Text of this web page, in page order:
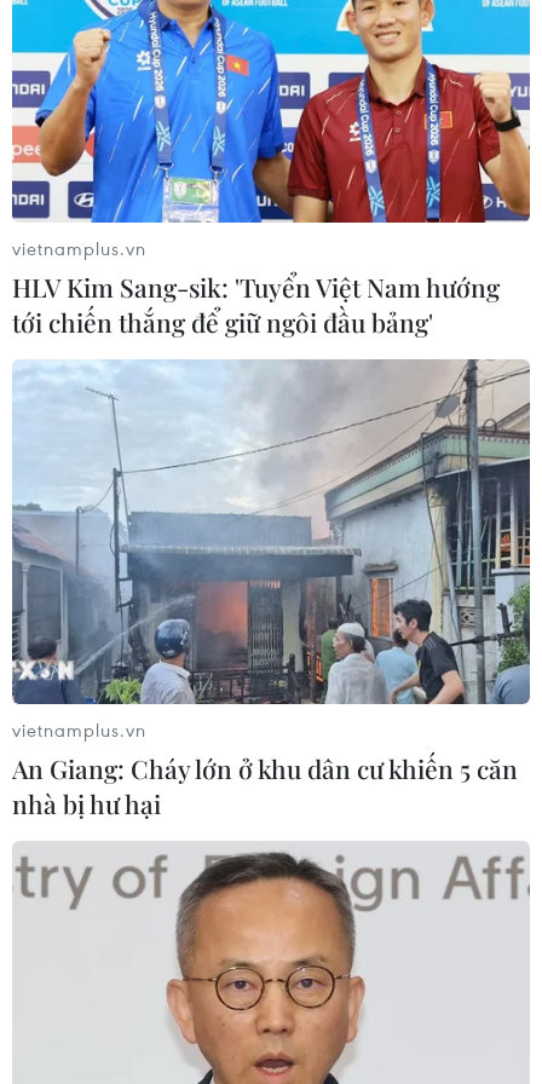
đánh giá thấp ảnh hưởng từ mức thuế 84% của
Trung Quốc.
(TTXVN/Vietnam+)
#Thuế quan #Thuế đối ứng
#Thị trường Mỹ
#Thuế suất
#Đàm phán #Doanh nghiệp Việt Nam
Theo dõi VietnamPlus
MỸ ÁP THUẾ ĐỐI ỨNG
Mỹ hoàn trả khoảng 100 tỷ USD thuế quan sau
phán quyết của Tòa án Tối cao
Hoa Kỳ áp thuế bổ sung: Thị trường chứng
khoán đã phản ánh phần lớn thông tin
vietnamplus.vn
HLV Kim Sang-sik: 'Tuyển Việt Nam hướng
tới chiến thắng để giữ ngôi đầu bảng'
vietnamplus.vn
An Giang: Cháy lớn ở khu dân cư khiến 5 căn
nhà bị hư hại